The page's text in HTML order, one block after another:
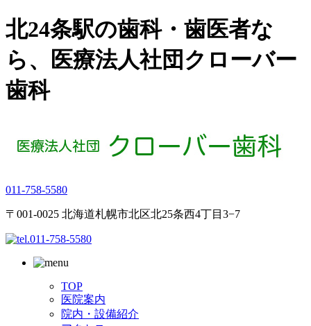
北24条駅の歯科・歯医者な
ら、医療法人社団クローバー
歯科
011-758-5580
〒001-0025 北海道札幌市北区北25条西4丁目3−7
TOP
医院案内
院内・設備紹介